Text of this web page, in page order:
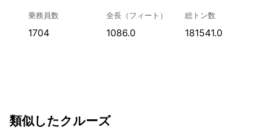
乗務員数
1704
全長（フィート）
1086.0
総トン数
181541.0
類似したクルーズ